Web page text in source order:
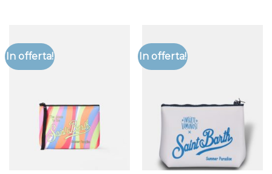
In offerta! In offerta!